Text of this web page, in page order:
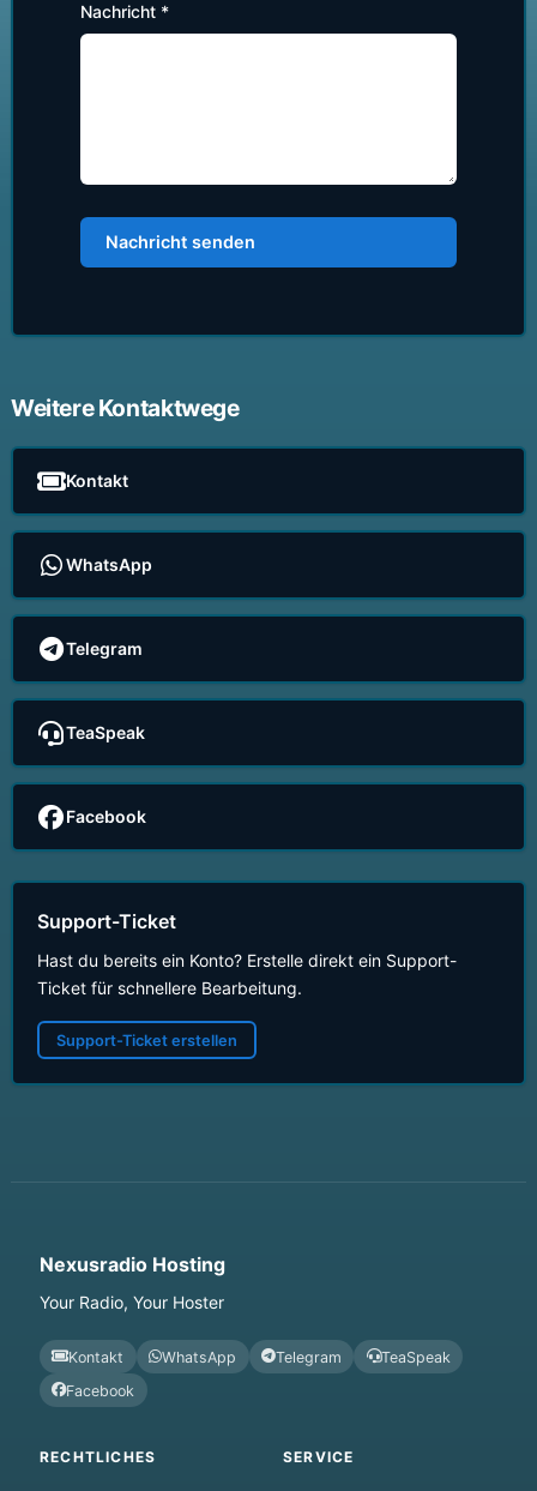
Nachricht *
Nachricht senden
Weitere Kontaktwege
Kontakt
WhatsApp
Telegram
TeaSpeak
Facebook
Support-Ticket
Hast du bereits ein Konto? Erstelle direkt ein Support-
Ticket für schnellere Bearbeitung.
Support-Ticket erstellen
Nexusradio Hosting
Your Radio, Your Hoster
Kontakt WhatsApp Telegram
TeaSpeak
Facebook
RECHTLICHES SERVICE